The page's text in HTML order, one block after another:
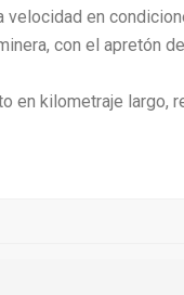
velocidad en
con el apretón
en kilometraje largo,